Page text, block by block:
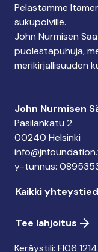
Pelastamme
sukupolville.
John Nurmisen
puolestapuhuja,
merikirjallisuuden
John Nurmisen
Pasilankatu 2
00240 Helsinki
y-tunnus:
Kaikki
Tee lahjoitus
Keräystili: FI06